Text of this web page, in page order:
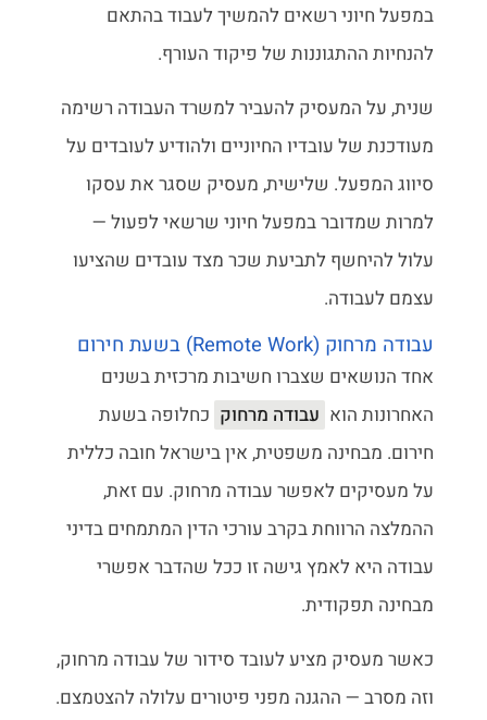
במפעל חיוני רשאים להמשיך לעבוד בהתאם
להנחיות ההתגוננות של פיקוד העורף.
שנית, על המעסיק להעביר למשרד העבודה רשימה
מעודכנת של עובדיו החיוניים ולהודיע לעובדים על
סיווג המפעל. שלישית, מעסיק שסגר את עסקו
למרות שמדובר במפעל חיוני שרשאי לפעול —
עלול להיחשף לתביעת שכר מצד עובדים שהציעו
עצמם לעבודה.
עבודה מרחוק (Remote Work) בשעת חירום
אחד הנושאים שצברו חשיבות מרכזית בשנים
האחרונות הוא עבודה מרחוק כחלופה בשעת
חירום. מבחינה משפטית, אין בישראל חובה כללית
על מעסיקים לאפשר עבודה מרחוק. עם זאת,
ההמלצה הרווחת בקרב עורכי הדין המתמחים בדיני
עבודה היא לאמץ גישה זו ככל שהדבר אפשרי
מבחינה תפקודית.
כאשר מעסיק מציע לעובד סידור של עבודה מרחוק,
וזה מסרב — ההגנה מפני פיטורים עלולה להצטמצם.